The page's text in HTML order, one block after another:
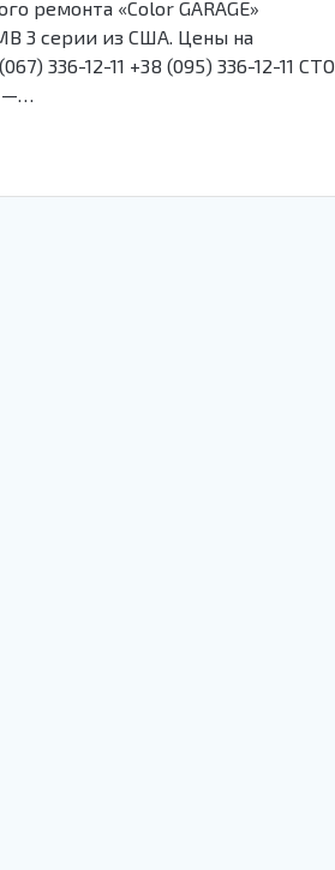
ремонта «Color GARAGE»
3 серии из США. Цены на
336-12-11 +38 (095) 336-12-11 СТО